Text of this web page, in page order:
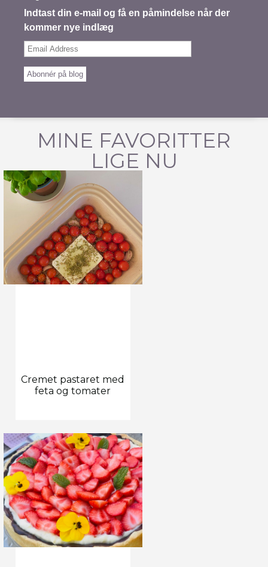
Indtast din e-mail og få en påmindelse når der
kommer nye indlæg
Email
Abonnér på blog
MINE FAVORITTER
LIGE NU
Cremet pastaret med
feta og tomater